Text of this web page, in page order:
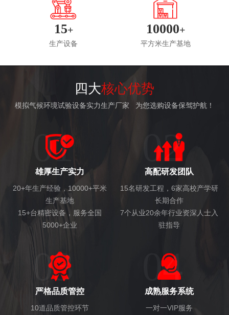
15+
生产设备
10000+
平方米生产基地
四大核心优势
模拟气候环境试验设备实力生产厂家 为您选购设备保驾护航！
01
雄厚生产实力
20+年生产经验，10000+平米
生产基地
15+台精密设备，服务全国
5000+企业
02
高配研发团队
15名研发工程，6家高校产学研
长期合作
7个从业20余年行业资深人士入
驻指导
03
严格品质管控
10道品质管控环节
04
成熟服务系统
一对一VIP服务